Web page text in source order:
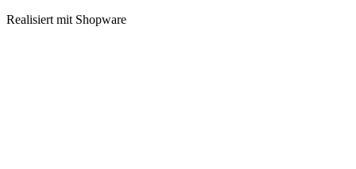
Realisiert mit Shopware